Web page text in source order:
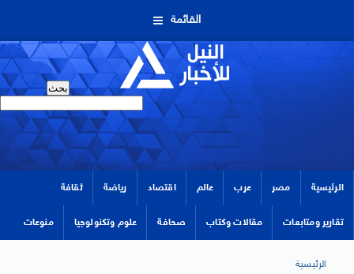
القائمة
الرئيسية مصر عرب عالم اقتصاد رياضة ثقافة
تقارير ومتابعات مقالات وكتاب صحافة علوم وتكنولوجيا منوعات
الرئيسية